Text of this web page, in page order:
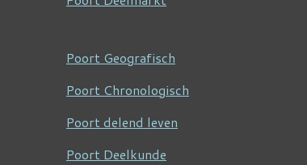
Poort Geografisch
Poort Chronologisch
Poort delend leven
Poort Deelkunde